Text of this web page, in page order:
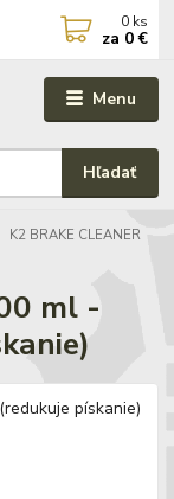
Menu
Hľadať
0 ks
za 0 €
K2 BRAKE CLEANER
ml -